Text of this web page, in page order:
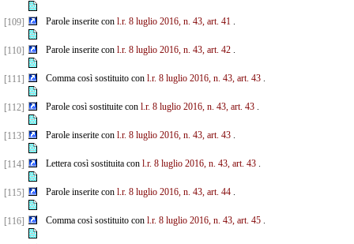
[109] Parole inserite con l.r. 8 luglio 2016, n. 43, art. 41.
[110] Parole inserite con l.r. 8 luglio 2016, n. 43, art. 42.
[111] Comma così sostituito con l.r. 8 luglio 2016, n. 43, art. 43.
[112] Parole così sostituite con l.r. 8 luglio 2016, n. 43, art. 43.
[113] Parole inserite con l.r. 8 luglio 2016, n. 43, art. 43.
[114] Lettera così sostituita con l.r. 8 luglio 2016, n. 43, art. 43.
[115] Parole inserite con l.r. 8 luglio 2016, n. 43, art. 44.
[116] Comma così sostituito con l.r. 8 luglio 2016, n. 43, art. 45.